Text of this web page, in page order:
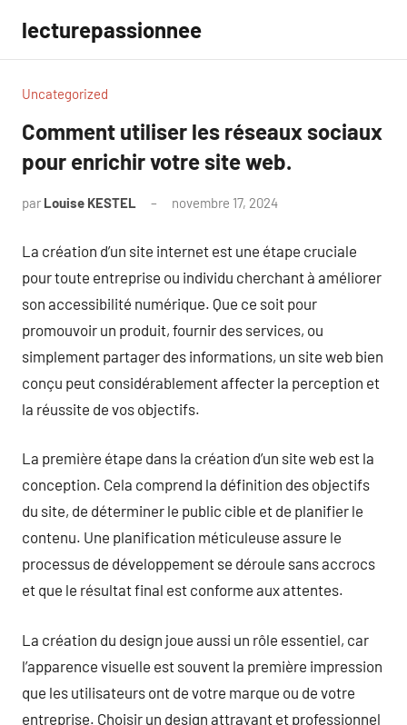
contenu
lecturepassionnee
Uncategorized
Comment utiliser les réseaux sociaux
pour enrichir votre site web.
par Louise KESTEL novembre 17, 2024
La création d’un site internet est une étape cruciale
pour toute entreprise ou individu cherchant à améliorer
son accessibilité numérique. Que ce soit pour
promouvoir un produit, fournir des services, ou
simplement partager des informations, un site web bien
conçu peut considérablement affecter la perception et
la réussite de vos objectifs.
La première étape dans la création d’un site web est la
conception. Cela comprend la définition des objectifs
du site, de déterminer le public cible et de planifier le
contenu. Une planification méticuleuse assure le
processus de développement se déroule sans accrocs
et que le résultat final est conforme aux attentes.
La création du design joue aussi un rôle essentiel, car
l’apparence visuelle est souvent la première impression
que les utilisateurs ont de votre marque ou de votre
entreprise. Choisir un design attrayant et professionnel